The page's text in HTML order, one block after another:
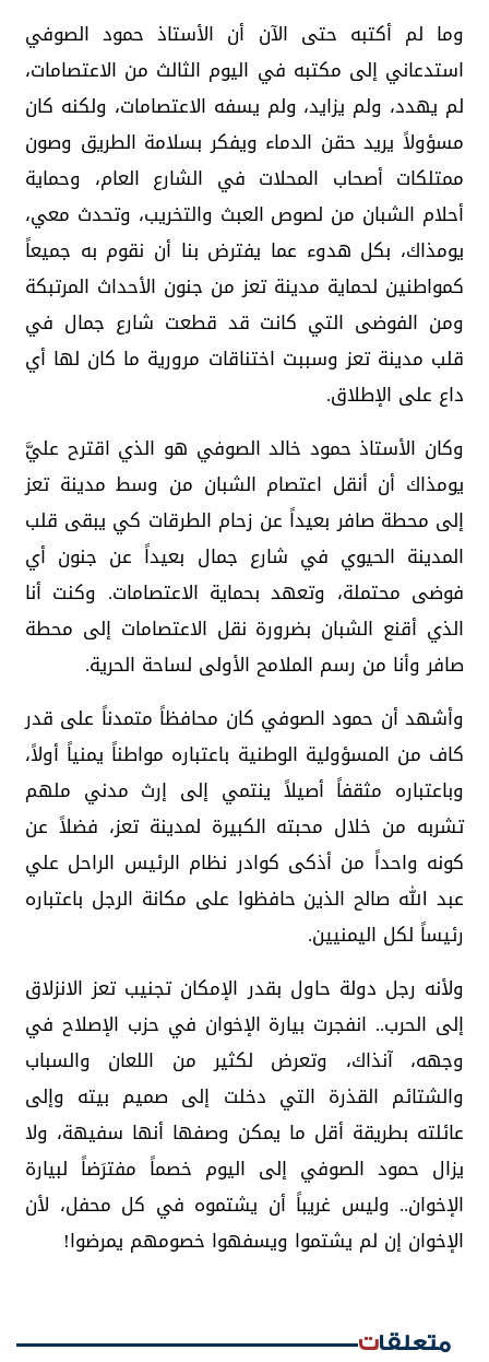
وما لم أكتبه حتى الآن أن الأستاذ حمود الصوفي
استدعاني إلى مكتبه في اليوم الثالث من الاعتصامات،
لم يهدد، ولم يزايد، ولم يسفه الاعتصامات، ولكنه كان
مسؤولاً يريد حقن الدماء ويفكر بسلامة الطريق وصون
ممتلكات أصحاب المحلات في الشارع العام، وحماية
أحلام الشبان من لصوص العبث والتخريب، وتحدث معي،
يومذاك، بكل هدوء عما يفترض بنا أن نقوم به جميعاً
كمواطنين لحماية مدينة تعز من جنون الأحداث المرتبكة
ومن الفوضى التي كانت قد قطعت شارع جمال في
قلب مدينة تعز وسببت اختناقات مرورية ما كان لها أي
داع على الإطلاق.
وكان الأستاذ حمود خالد الصوفي هو الذي اقترح عليَّ
يومذاك أن أنقل اعتصام الشبان من وسط مدينة تعز
إلى محطة صافر بعيداً عن زحام الطرقات كي يبقى قلب
المدينة الحيوي في شارع جمال بعيداً عن جنون أي
فوضى محتملة، وتعهد بحماية الاعتصامات. وكنت أنا
الذي أقنع الشبان بضرورة نقل الاعتصامات إلى محطة
صافر وأنا من رسم الملامح الأولى لساحة الحرية.
وأشهد أن حمود الصوفي كان محافظاً متمدناً على قدر
كاف من المسؤولية الوطنية باعتباره مواطناً يمنياً أولاً،
وباعتباره مثقفاً أصيلاً ينتمي إلى إرث مدني ملهم
تشربه من خلال محبته الكبيرة لمدينة تعز، فضلاً عن
كونه واحداً من أذكى كوادر نظام الرئيس الراحل علي
عبد الله صالح الذين حافظوا على مكانة الرجل باعتباره
رئيساً لكل اليمنيين.
ولأنه رجل دولة حاول بقدر الإمكان تجنيب تعز الانزلاق
إلى الحرب.. انفجرت بيارة الإخوان في حزب الإصلاح في
وجهه، آنذاك، وتعرض لكثير من اللعان والسباب
والشتائم القذرة التي دخلت إلى صميم بيته وإلى
عائلته بطريقة أقل ما يمكن وصفها أنها سفيهة، ولا
يزال حمود الصوفي إلى اليوم خصماً مفترَضاً لبيارة
الإخوان.. وليس غريباً أن يشتموه في كل محفل، لأن
الإخوان إن لم يشتموا ويسفهوا خصومهم يمرضوا!
متعلقات